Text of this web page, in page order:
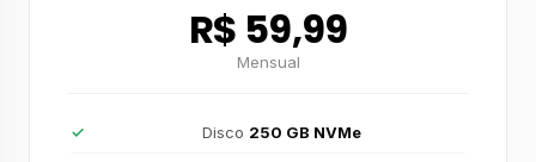
R$ 59,99
Mensual
Disco 250 GB NVMe